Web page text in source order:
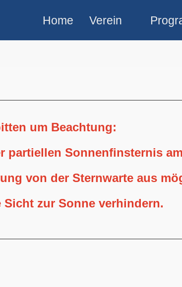
Home Verein
um Beachtung:
partiellen Sonnenfinsternis
von der Sternwarte aus
Sicht zur Sonne verhindern.